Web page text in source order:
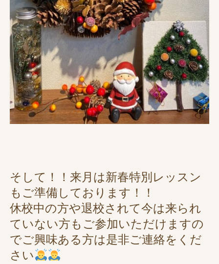
そして！！来月は新春特別レッスン
もご準備しております！！
休校中の方や退校されて今は来られ
ていない方もご参加いただけますの
でご興味ある方は是非ご連絡をくだ
さい